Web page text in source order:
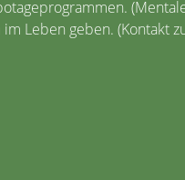
Leben geben. (Kontakt